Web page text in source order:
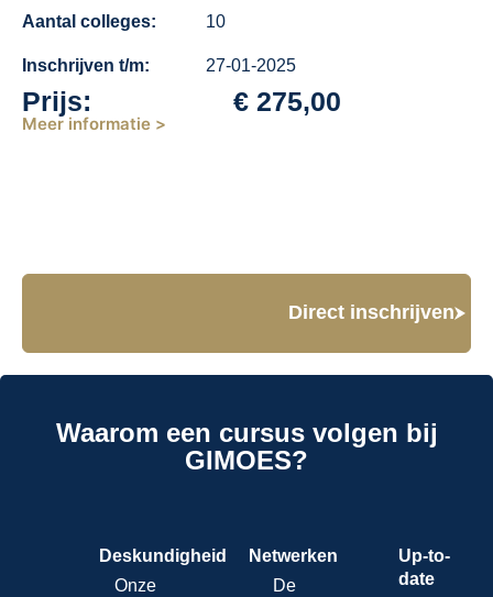
Aantal colleges: 10
Inschrijven t/m: 27-01-2025
Prijs:
Meer informatie >
€275,00
Direct inschrijven
Waarom een cursus volgen bij
GIMOES?
Deskundigheid
Onze
Netwerken
De
Up-to-
date